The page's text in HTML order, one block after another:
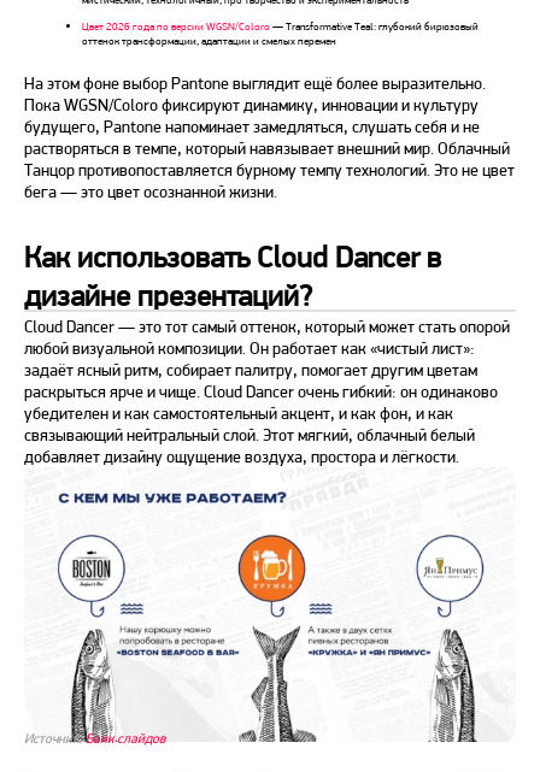
Цвет 2026 года по версии WGSN/Coloro— Transformative Teal: глубокий бирюзовый
оттенок трансформации, адаптации и смелых перемен
На этом фоне выбор Pantone выглядит ещё более выразительно.
Пока WGSN/Coloro фиксируют динамику, инновации и культуру
будущего, Pantone напоминает замедляться, слушать себя и не
растворяться в темпе, который навязывает внешний мир. Облачный
Танцор противопоставляется бурному темпу технологий. Это не цвет
бега — это цвет осознанной жизни.
Как использовать Cloud Dancer в
дизайне презентаций?
Cloud Dancer — это тот самый оттенок, который может стать опорой
любой визуальной композиции. Он работает как «чистый лист»:
задаёт ясный ритм, собирает палитру, помогает другим цветам
раскрыться ярче и чище. Cloud Dancer очень гибкий: он одинаково
убедителен и как самостоятельный акцент, и как фон, и как
связывающий нейтральный слой. Этот мягкий, облачный белый
добавляет дизайну ощущение воздуха, простора и лёгкости.
Источник: Банк слайдов